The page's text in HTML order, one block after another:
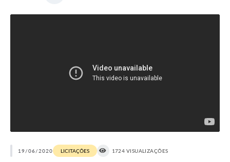
19/06/2020 LICITAÇÕES 1724 VISUALIZAÇÕES